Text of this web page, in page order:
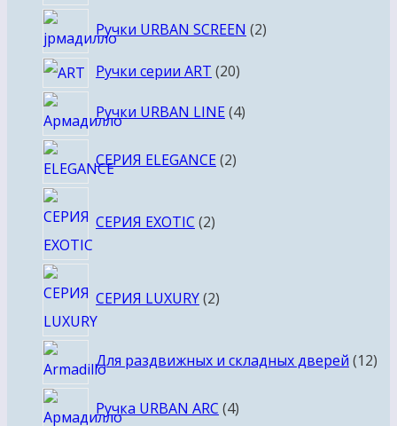
Ручки URBAN SCREEN 22
Ручки серии ART 2020
Ручки URBAN LINE 44
СЕРИЯ ELEGANCE 22
СЕРИЯ EXOTIC 2товара
СЕРИЯ LUXURY 2товара
Для раздвижных и складных дверей 1212
Ручка URBAN ARC 44